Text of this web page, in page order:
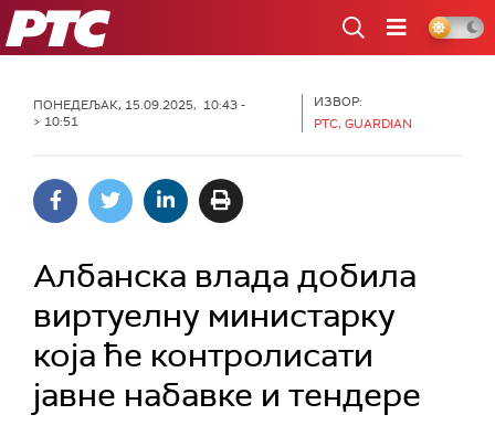
РТС
ПОНЕДЕЉАК, 15.09.2025, 10:43 -
> 10:51
ИЗВОР:
РТС, GUARDIAN
Албанска влада добила
виртуелну министарку
која ће контролисати
јавне набавке и тендере